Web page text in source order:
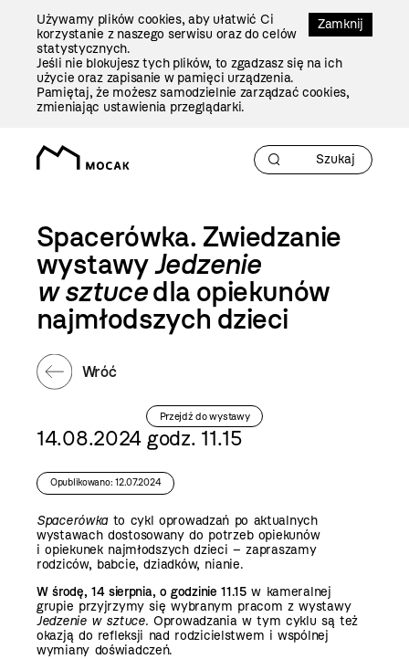
Zamknij
Używamy plików cookies, aby ułatwić Ci
korzystanie z naszego serwisu oraz do celów
statystycznych.
Jeśli nie blokujesz tych plików, to zgadzasz się na ich
użycie oraz zapisanie w pamięci urządzenia.
Pamiętaj, że możesz samodzielnie zarządzać cookies,
zmieniając ustawienia przeglądarki.
Spacerówka. Zwiedzanie
wystawyJedzenie
w sztucedla opiekunów
najmłodszych dzieci
Wróć
Przejdź do wystawy
14.08.2024 godz. 11.15
Opublikowano: 12.07.2024
Spacerówkato cykl oprowadzań po aktualnych
wystawach dostosowany do potrzeb opiekunów
i opiekunek najmłodszych dzieci – zapraszamy
rodziców, babcie, dziadków, nianie.
W środę, 14 sierpnia, o godzinie 11.15w kameralnej
grupie przyjrzymy się wybranym pracom z wystawy
Jedzenie w sztuce. Oprowadzania w tym cyklu są też
okazją do refleksji nad rodzicielstwem i wspólnej
wymiany doświadczeń.